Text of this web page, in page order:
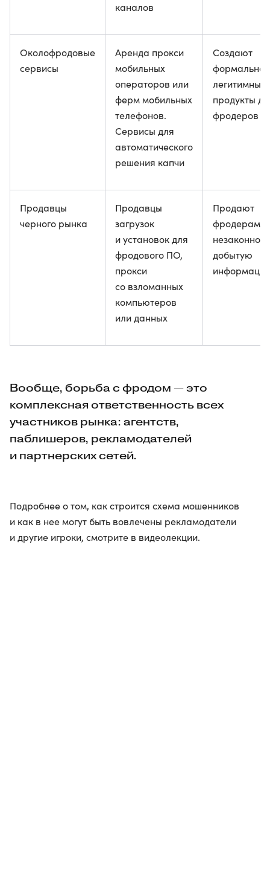
каналов
Околофродовые
сервисы
Аренда прокси
мобильных
операторов или
ферм мобильных
телефонов.
Сервисы для
автоматического
решения капчи
Создают
формально
легитимные
продукты
фродеров
Продавцы
черного рынка
Продавцы
загрузок
и установок для
фродового ПО,
прокси
со взломанных
компьютеров
или данных
Продают
фродерам
незаконно
добытую
Вообще, борьба с фродом — это
комплексная ответственность всех
участников рынка: агентств,
паблишеров, рекламодателей
и партнерских сетей.
Подробнее о том, как строится схема мошенников
и как в нее могут быть вовлечены рекламодатели
и другие игроки, смотрите в видеолекции.